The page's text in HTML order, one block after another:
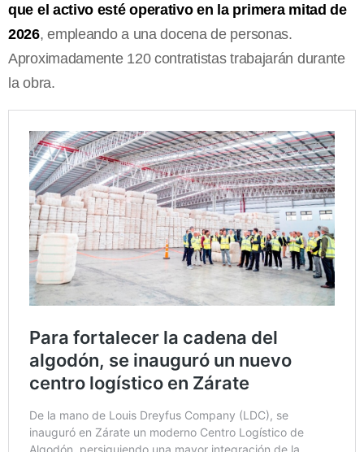
que el activo esté operativo en la primera mitad de
2026, empleando a una docena de personas.
Aproximadamente 120 contratistas trabajarán durante
la obra.